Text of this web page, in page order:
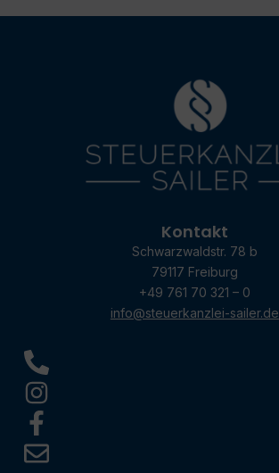
Kontakt
Schwarzwaldstr. 78 b
79117 Freiburg
+49 761 70 321 – 0
info@steuerkanzlei-sailer.de